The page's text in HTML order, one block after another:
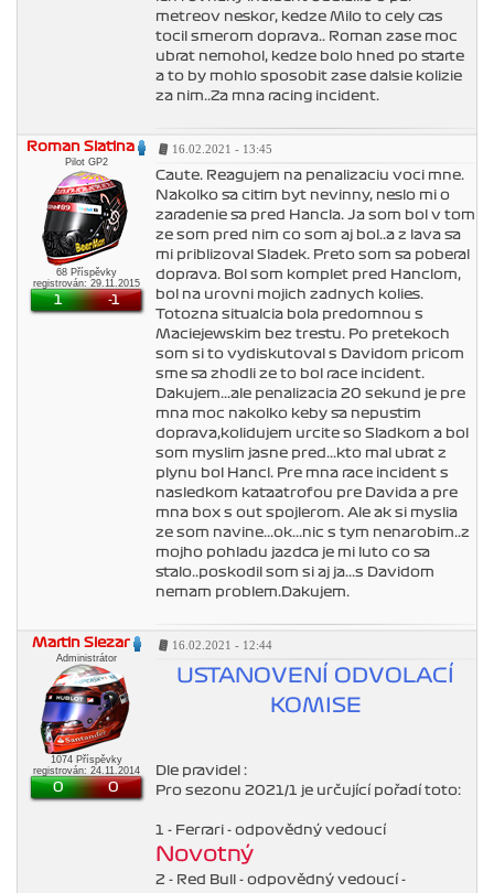
metreov neskor, kedze Milo to cely cas
tocil smerom doprava.. Roman zase moc
ubrat nemohol, kedze bolo hned po starte
a to by mohlo sposobit zase dalsie kolizie
za nim..Za mna racing incident.
Roman Slatina
Pilot GP2
68 Příspěvky
registrován: 29.11.2015
1 -1
16.02.2021 - 13:45
Caute. Reagujem na penalizaciu voci mne.
Nakolko sa citim byt nevinny, neslo mi o
zaradenie sa pred Hancla. Ja som bol v tom
ze som pred nim co som aj bol..a z lava sa
mi priblizoval Sladek. Preto som sa poberal
doprava. Bol som komplet pred Hanclom,
bol na urovni mojich zadnych kolies.
Totozna situalcia bola predomnou s
Maciejewskim bez trestu. Po pretekoch
som si to vydiskutoval s Davidom pricom
sme sa zhodli ze to bol race incident.
Dakujem...ale penalizacia 20 sekund je pre
mna moc nakolko keby sa nepustim
doprava,kolidujem urcite so Sladkom a bol
som myslim jasne pred...kto mal ubrat z
plynu bol Hancl. Pre mna race incident s
nasledkom kataatrofou pre Davida a pre
mna box s out spojlerom. Ale ak si myslia
ze som navine...ok...nic s tym nenarobim..z
mojho pohladu jazdca je mi luto co sa
stalo..poskodil som si aj ja...s Davidom
nemam problem.Dakujem.
Martin Slezar
Administrátor
1074 Příspěvky
registrován: 24.11.2014
0 0
16.02.2021 - 12:44
USTANOVENÍ ODVOLACÍ
KOMISE
Dle pravidel :
Pro sezonu 2021/1 je určující pořadí toto:
1 - Ferrari - odpovědný vedoucí
Novotný
2 - Red Bull - odpovědný vedoucí -